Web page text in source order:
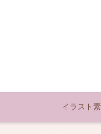
イラスト